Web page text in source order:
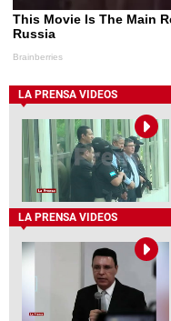
LA PRENSA VIDEOS
LA PRENSA VIDEOS